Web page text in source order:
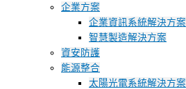
企業方案
企業資訊系統解決方案
智慧製造解決方案
資安防護
能源整合
太陽光電系統解決方案